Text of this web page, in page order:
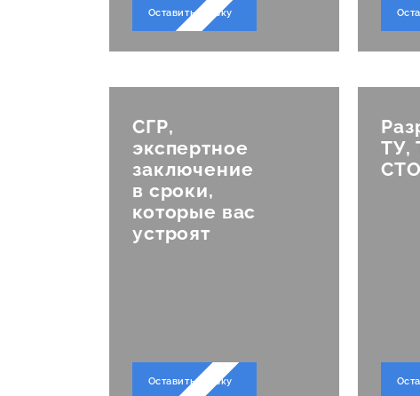
Оставить заявку
СГР,
экспертное
заключение
в сроки,
которые вас
устроят
Оставить заявку
ТУ,
СТО